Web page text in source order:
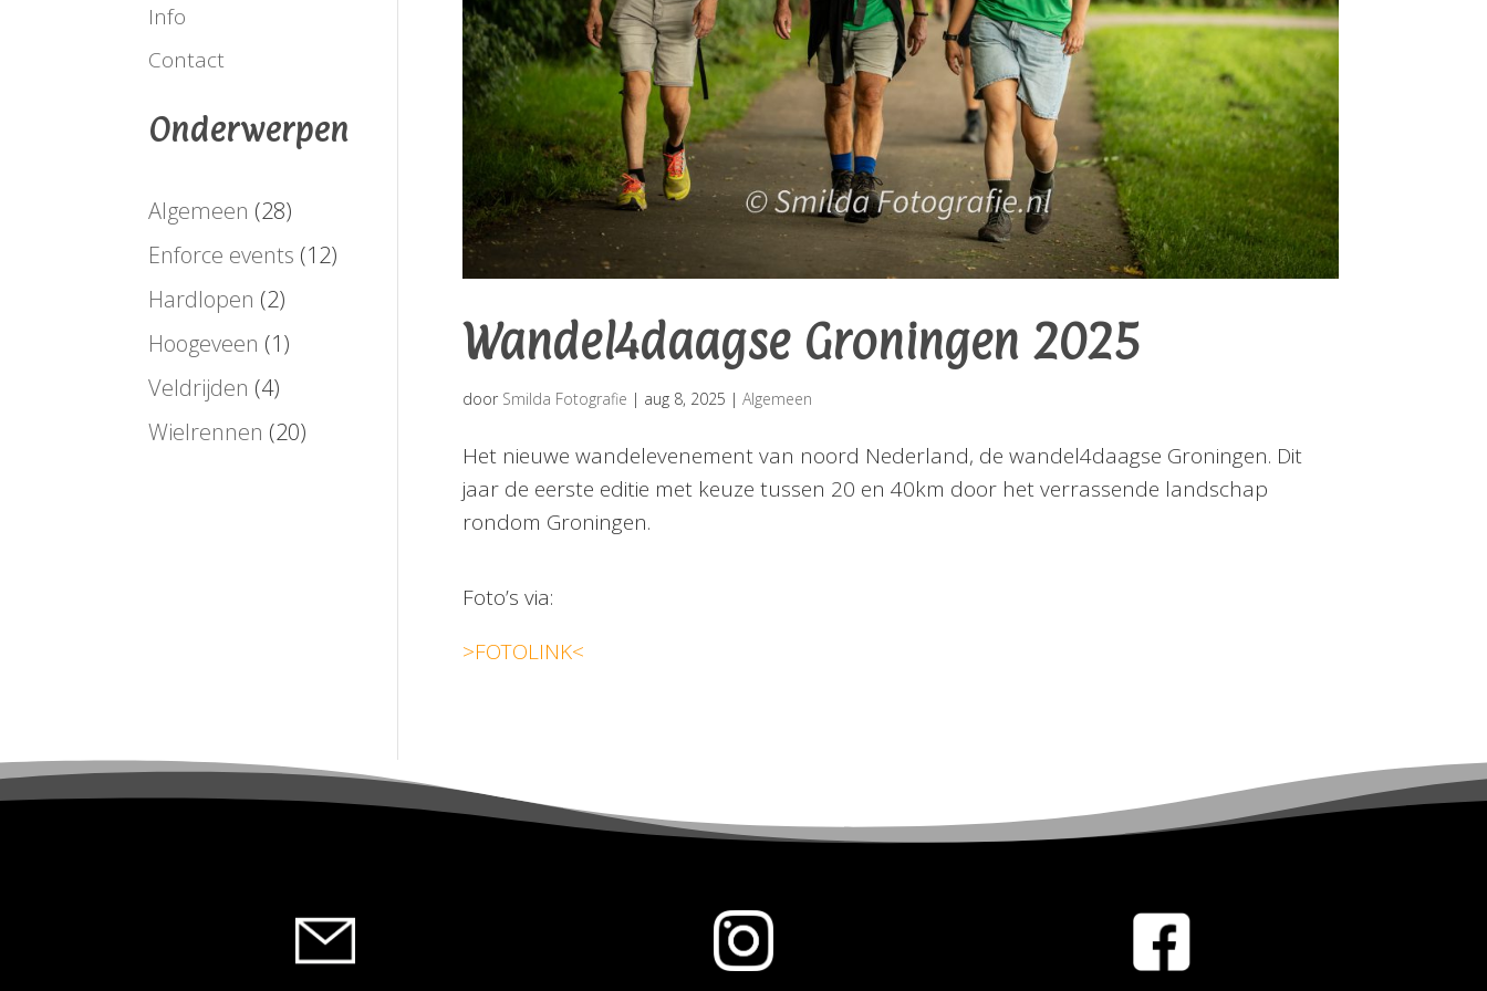
Wandel4daagse Groningen 2025
door Smilda Fotografie | aug 8, 2025 | Algemeen
Het nieuwe wandelevenement van noord Nederland, de wandel4daagse Groningen. Dit
jaar de eerste editie met keuze tussen 20 en 40km door het verrassende landschap
rondom Groningen.
Foto’s via:
>FOTOLINK<
Info
Contact
Onderwerpen
Algemeen (28)
Enforce events (12)
Hardlopen (2)
Hoogeveen (1)
Veldrijden (4)
Wielrennen (20)